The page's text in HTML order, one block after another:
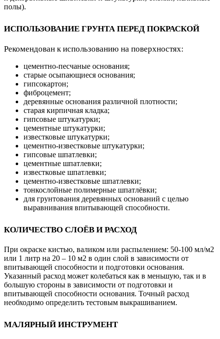
полы).
ИСПОЛЬЗОВАНИЕ ГРУНТА ПЕРЕД ПОКРАСКОЙ
Рекомендован к использованию на поверхностях:
цементно-песчаные основания;
старые осыпающиеся основания;
гипсокартон;
фиброцемент;
деревянные основания различной плотности;
старая кирпичная кладка;
гипсовые штукатурки;
цементные штукатурки;
известковые штукатурки;
цементно-известковые штукатурки;
гипсовые шпатлевки;
цементные шпатлевки;
известковые шпатлевки;
цементно-известковые шпатлевки;
тонкослойные полимерные шпатлёвки;
для грунтования деревянных оснований с целью
выравнивания впитывающей способности.
КОЛИЧЕСТВО СЛОЁВ И РАСХОД
При окраске кистью, валиком или распылением: 50-100 мл/м2
или 1 литр на 20 – 10 м2 в один слой в зависимости от
впитывающей способности и подготовки основания.
Указанный расход может колебаться как в меньшую, так и в
большую стороны в зависимости от подготовки и
впитывающей способности основания. Точный расход
необходимо определить тестовым выкрашиванием.
МАЛЯРНЫЙ ИНСТРУМЕНТ